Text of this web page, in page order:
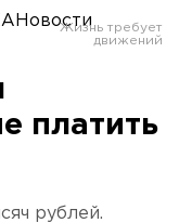
платить
рублей.